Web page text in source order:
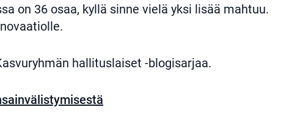
on 36 osaa, kyllä sinne vielä yksi lisää mahtuu.
hallituslaiset -blogisarjaa.